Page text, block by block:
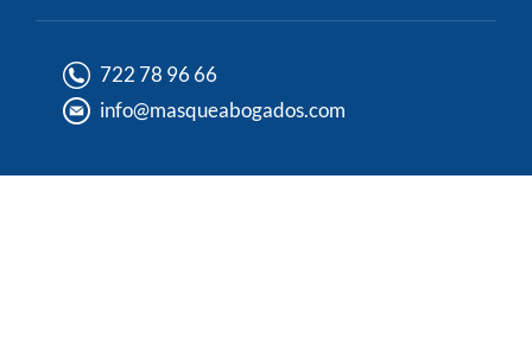
722 78 96 66
info@masqueabogados.com